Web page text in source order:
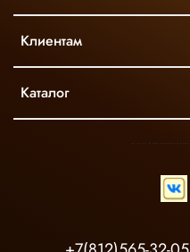
Клиентам
Каталог